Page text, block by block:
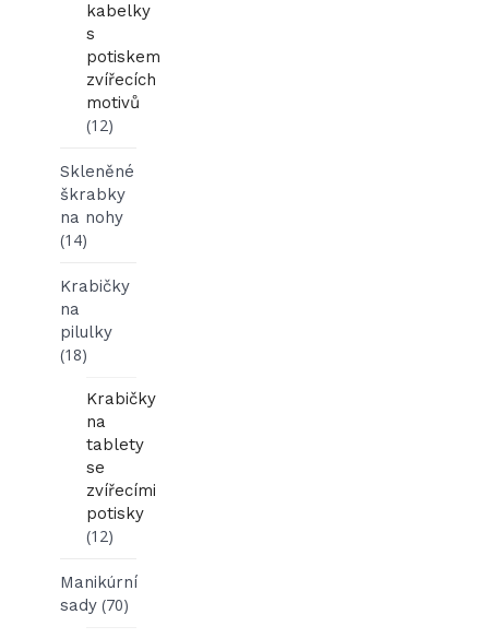
kabelky
s
potiskem
zvířecích
motivů
(12)
Skleněné
škrabky
na nohy
(14)
Krabičky
na
pilulky
(18)
Krabičky
na
tablety
se
zvířecími
potisky
(12)
Manikúrní
sady (70)